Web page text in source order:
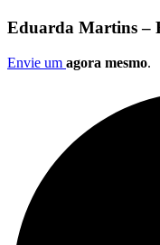
Eduarda Martins –
Envie um agora mesmo.